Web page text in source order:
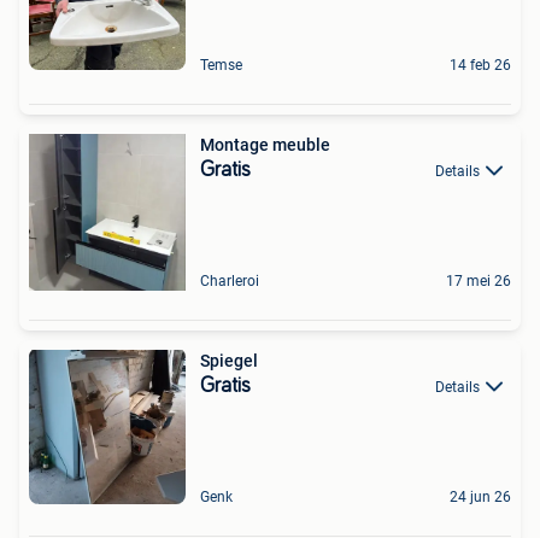
Temse 14 feb 26
Montage meuble
Gratis Details
Charleroi 17 mei 26
Spiegel
Gratis Details
Genk 24 jun 26